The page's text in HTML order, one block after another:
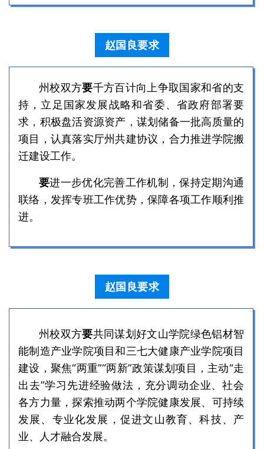
赵国良要求
州校双方要千方百计向上争取国家和省的支
持，立足国家发展战略和省委、省政府部署要
求，积极盘活资源资产，谋划储备一批高质量的
项目，认真落实厅州共建协议，合力推进学院搬
迁建设工作。
要进一步优化完善工作机制，保持定期沟通
联络，发挥专班工作优势，保障各项工作顺利推
进。
赵国良要求
州校双方要共同谋划好文山学院绿色铝材智
能制造产业学院项目和三七大健康产业学院项目
建设，聚焦“两重”“两新”政策谋划项目，主动“走
出去”学习先进经验做法，充分调动企业、社会
各方力量，探索推动两个学院健康发展、可持续
发展、专业化发展，促进文山教育、科技、产
业、人才融合发展。